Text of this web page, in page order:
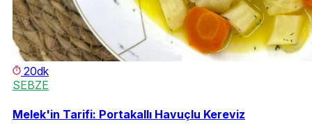
20dk
SEBZE
Melek'in Tarifi: Portakallı Havuçlu Kereviz